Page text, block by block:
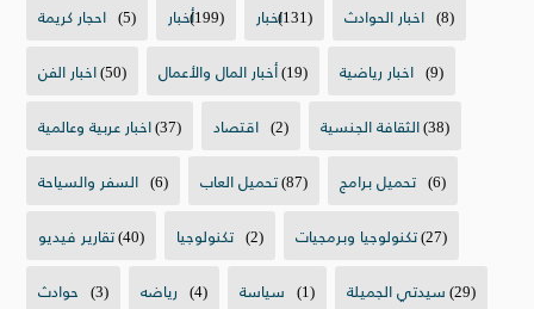
احجار كريمة (5) أخبار(199) اخبار(131) اخبار الحوادث (8)
اخبار الفن(50) أخبار المال والأعمال(19) اخبار رياضية (9)
اخبار عربية وعالمية(37) اقتصاد (2) الثقافة الجنسية(38)
السفر والسياحة (6) تحميل العاب(87) تحميل برامج (6)
تقارير فيديو(40) تكنولوجيا (2) تكنولوجيا وبرمجيات(27)
حوادث (3) رياضه (4) سياسة (1) سيدتي الجميلة(29)